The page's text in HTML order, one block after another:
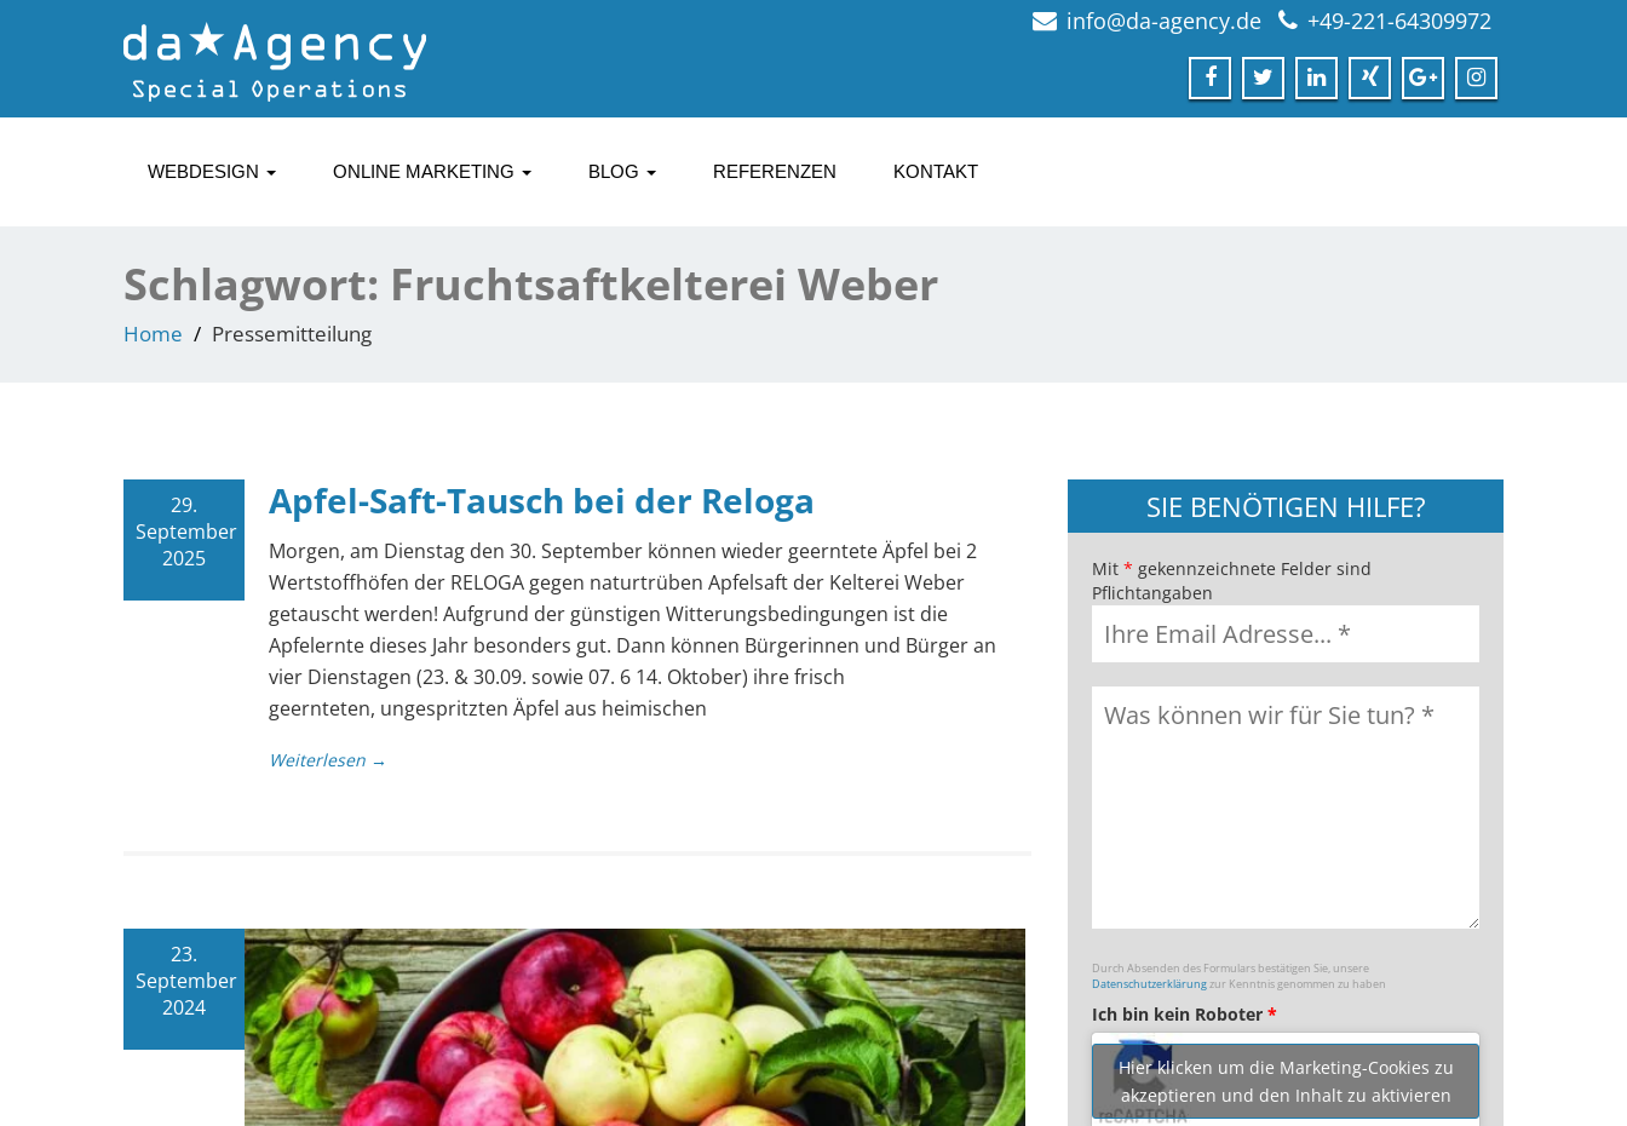
info@da-agency.de +49-221-64309972
WEBDESIGN ONLINE MARKETING BLOG REFERENZEN KONTAKT
Schlagwort: Fruchtsaftkelterei Weber
Home Pressemitteilung
29.
September
2025
Apfel-Saft-Tausch bei der Reloga
Morgen, am Dienstag den 30. September können wieder geerntete Äpfel bei 2
Wertstoffhöfen der RELOGA gegen naturtrüben Apfelsaft der Kelterei Weber
getauscht werden! Aufgrund der günstigen Witterungsbedingungen ist die
Apfelernte dieses Jahr besonders gut. Dann können Bürgerinnen und Bürger an
vier Dienstagen (23. & 30.09. sowie 07. 6 14. Oktober) ihre frisch
geernteten, ungespritzten Äpfel aus heimischen
Weiterlesen →
23.
September
2024
SIE BENÖTIGEN HILFE?
Mit * gekennzeichnete Felder sind
Pflichtangaben
Durch Absenden des Formulars bestätigen Sie, unsere
Datenschutzerklärungzur Kenntnis genommen zu haben
Ich bin kein Roboter *
Hier klicken um die Marketing-Cookies zu
akzeptieren und den Inhalt zu aktivieren